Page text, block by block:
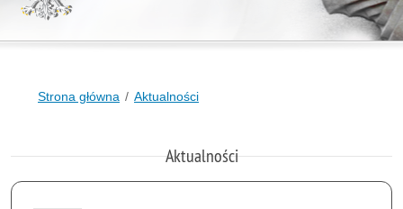
Strona główna Aktualności
Aktualności